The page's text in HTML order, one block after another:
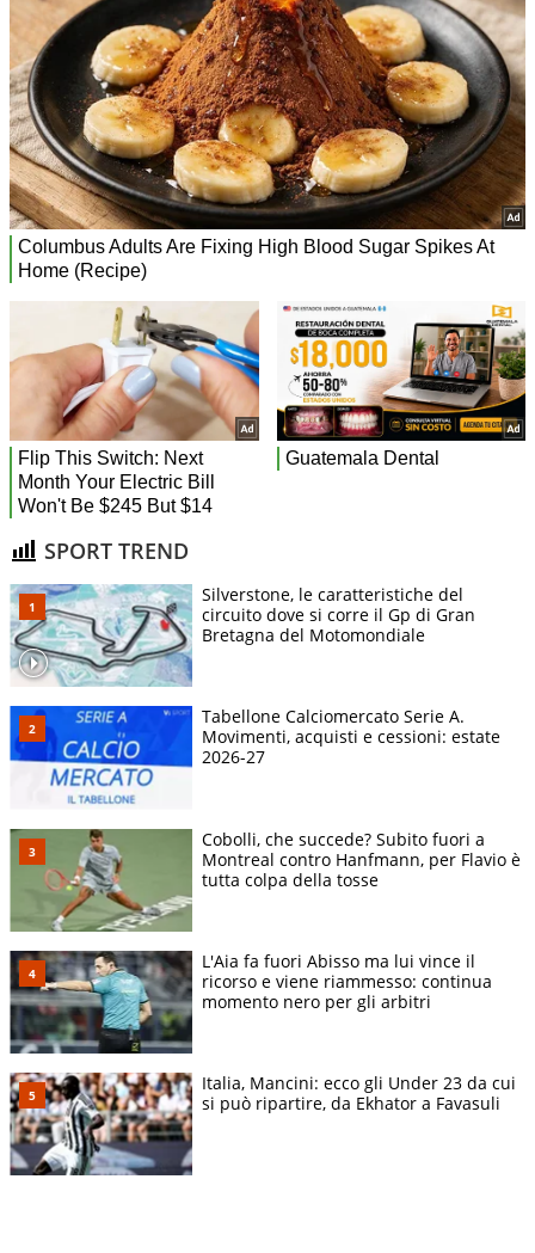
SPORT TREND
Silverstone, le caratteristiche del
circuito dove si corre il Gp di Gran
Bretagna del Motomondiale
Tabellone Calciomercato Serie A.
Movimenti, acquisti e cessioni: estate
2026-27
Cobolli, che succede? Subito fuori a
Montreal contro Hanfmann, per Flavio è
tutta colpa della tosse
L'Aia fa fuori Abisso ma lui vince il
ricorso e viene riammesso: continua
momento nero per gli arbitri
Italia, Mancini: ecco gli Under 23 da cui
si può ripartire, da Ekhator a Favasuli